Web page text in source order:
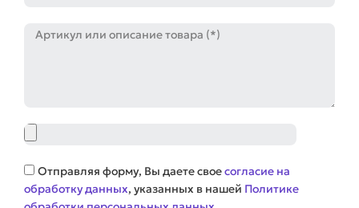
Артикул
Файл
Соглашение
Отправляя форму, Вы даете своесогласие на
обработку данных, указанных в нашей Политике